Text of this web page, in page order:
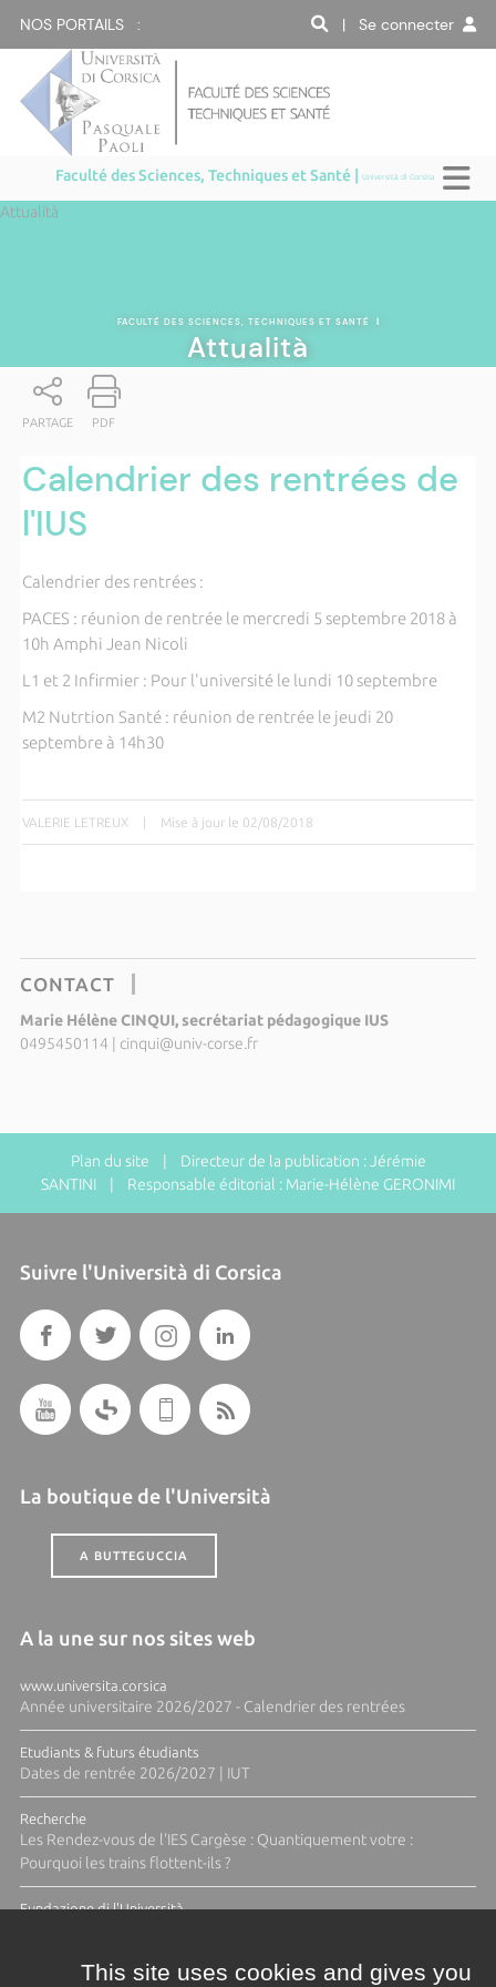
NOS PORTAILS : | Se connecter
Faculté des Sciences, Techniques et Santé |Università di Corsica
Attualità
FACULTÉ DES SCIENCES, TECHNIQUES ET SANTÉ |
Attualità
PARTAGE PDF
Calendrier des rentrées de
l'IUS
Calendrier des rentrées :
PACES : réunion de rentrée le mercredi 5 septembre 2018 à
10h Amphi Jean Nicoli
L1 et 2 Infirmier : Pour l'université le lundi 10 septembre
M2 Nutrtion Santé : réunion de rentrée le jeudi 20
septembre à 14h30
VALERIE LETREUX | Mise à jour le 02/08/2018
CONTACT
Marie Hélène CINQUI, secrétariat pédagogique IUS
0495450114
cinqui@univ-corse.fr
Plan du site | Directeur de la publication : Jérémie
SANTINI | Responsable éditorial : Marie-Hélène GERONIMI
Suivre l'Università di Corsica
La boutique de l'Università
A BUTTEGUCCIA
A la une sur nos sites web
www.universita.corsica
Année universitaire 2026/2027 - Calendrier des rentrées
Etudiants & futurs étudiants
Dates de rentrée 2026/2027 | IUT
Recherche
Les Rendez-vous de l'IES Cargèse : Quantiquement votre :
Pourquoi les trains flottent-ils ?
Fundazione di l'Università
This site uses cookies and gives you